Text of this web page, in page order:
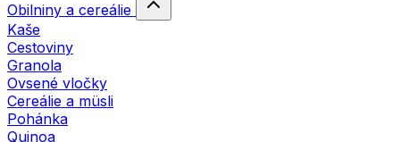
Obilniny a cereálie
Kaše
Cestoviny
Granola
Ovsené vločky
Cereálie a müsli
Pohánka
Quinoa